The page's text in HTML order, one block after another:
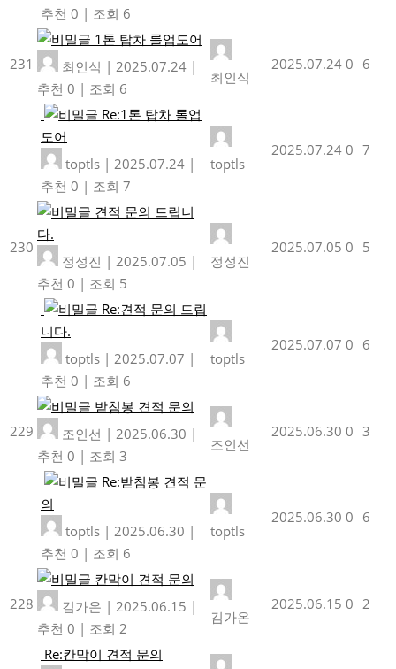
추천 0 | 조회 6
231
1톤 탑차 롤업도어
최인식 | 2025.07.24 |
추천 0 | 조회 6
최인식
2025.07.24 0 6
Re:1톤 탑차 롤업
도어
toptls | 2025.07.24 |
추천 0 | 조회 7
toptls
2025.07.24 0 7
230
견적 문의 드립니
다.
정성진 | 2025.07.05 |
추천 0 | 조회 5
정성진
2025.07.05 0 5
Re:견적 문의 드립
니다.
toptls | 2025.07.07 |
추천 0 | 조회 6
toptls
2025.07.07 0 6
229
받침봉 견적 문의
조인선 | 2025.06.30 |
추천 0 | 조회 3
조인선
2025.06.30 0 3
Re:받침봉 견적 문
의
toptls | 2025.06.30 |
추천 0 | 조회 6
toptls
2025.06.30 0 6
228
칸막이 견적 문의
김가온 | 2025.06.15 |
추천 0 | 조회 2
김가온
2025.06.15 0 2
Re:칸막이 견적 문의